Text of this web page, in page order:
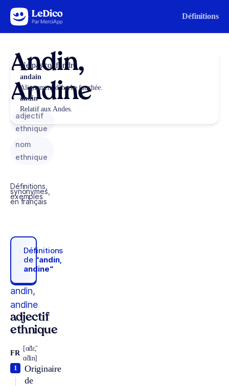
Aller au contenu Définitions
Andin,
Andine
adjectif
ethnique
nom
ethnique
Définitions,
synonymes,
exemples
en français
Définitions
de “andin,
andine“
andin,
andine
adjectif
ethnique
FR
[ɑ̃dɛ̃,
ɑ̃din]
Originaire
de
1
Ne pas confondre
andain
Alignement d’herbe fauchée.
andin
Relatif aux Andes.